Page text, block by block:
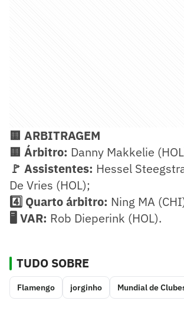
🟨 ARBITRAGEM
🟨 Árbitro: Danny Makkelie
🚩 Assistentes: Hessel
De Vries (HOL);
4️⃣ Quarto árbitro: Ning MA
🖥️ VAR: Rob Dieperink (HOL).
TUDO SOBRE
Flamengo jorginho Mundial de